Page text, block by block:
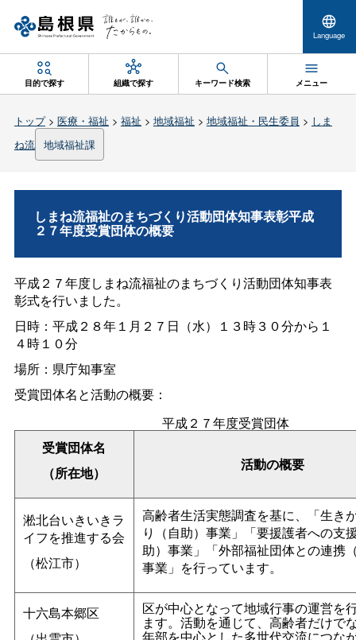
Language
目的で探す 組織で探す キーワード検索 メニュー
トップ> 医療・福祉 > 福祉 > 地域福祉 > 地域福祉・民生委員 > しま
ね流 地域福祉課
しまね流福祉のまちづくり活動団体知事表彰平成
２７年度受賞団体の概要
平成２７年度しまね流福祉のまちづくり活動団体知事表
彰式を行いました。
日時：平成２８年１月２７日（水）１３時３０分から１
４時１０分
場所：県庁知事室
受賞団体名と活動の概要：
平成２７年度受賞団体
受賞団体名
（所在地）
活動の概要
淞北台いきいきラ
イフを推進する会
（松江市）
高齢者生活実態調査を基に、「生き
り（自助）事業」「要援護者への支
助）事業」「外部福祉団体との連携
事業」を行っています。
十六島本郷区
区が中心となって地域行事の運営を
ます。活動を通じて、高齢者だけで